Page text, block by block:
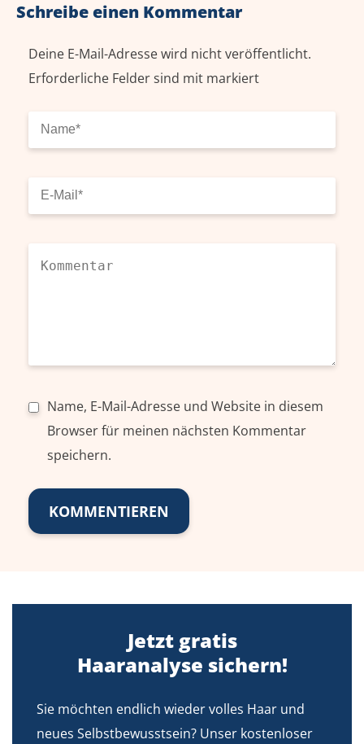
Schreibe einen Kommentar
Deine E-Mail-Adresse wird nicht veröffentlicht.
Erforderliche Felder sind mit markiert
Name, E-Mail-Adresse und Website in diesem
Browser für meinen nächsten Kommentar
speichern.
Jetzt gratis
Haaranalyse sichern!
Sie möchten endlich wieder volles Haar und
neues Selbstbewusstsein? Unser kostenloser